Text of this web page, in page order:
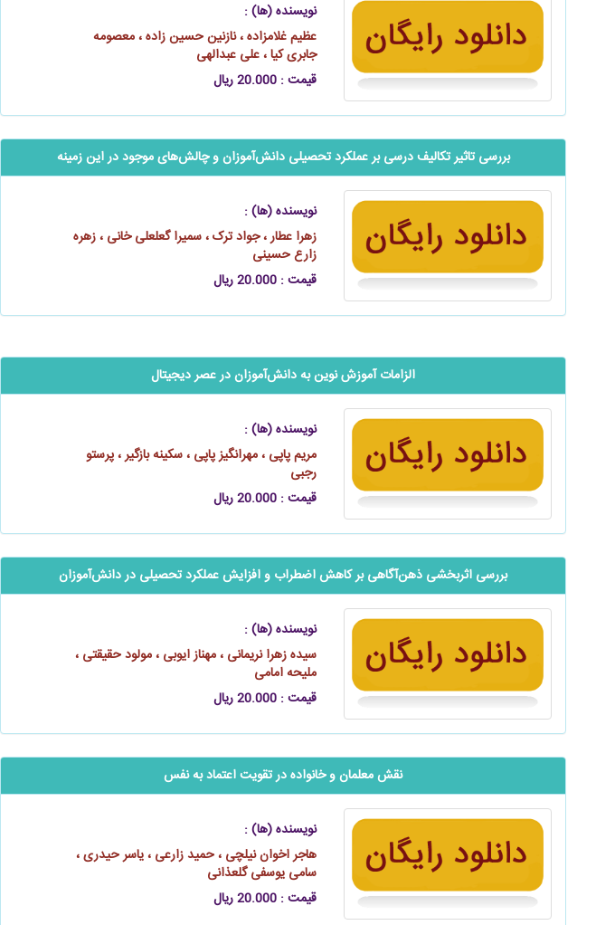
نویسنده (ها) :
عظیم غلامزاده ، نازنین حسین‌ زاده ، معصومه
جابری‌ کیا ، علی عبدالهی
قیمت : 20.000 ریال
بررسی تاثیر تکالیف درسی بر عملکرد تحصیلی دانش‌آموزان و چالش‌های موجود در این زمینه
نویسنده (ها) :
زهرا عطار ، جواد ترک ، سمیرا گعلعلی خانی ، زهره
زارع حسینی
قیمت : 20.000 ریال
الزامات آموزش نوین به ‌‌دانش‌آموزان در عصر دیجیتال
نویسنده (ها) :
مریم پاپی ، مهرانگیز پاپی ، سکینه بازگیر ، پرستو
رجبی
قیمت : 20.000 ریال
بررسی اثربخشی ‌‌‌‌‌ذهن‌آگاهی بر کاهش اضطراب و افزایش عملکرد تحصیلی در ‌‌‌‌‌دانش‌آموزان
نویسنده (ها) :
سیده زهرا نریمانی ، مهناز ایوبی ، مولود حقیقتی ،
ملیحه امامی
قیمت : 20.000 ریال
نقش معلمان و خانواده در تقویت اعتماد به نفس
نویسنده (ها) :
هاجر اخوان نیلچی ، حمید زارعی ، یاسر حیدری ،
سامی یوسفی گلعذانی
قیمت : 20.000 ریال